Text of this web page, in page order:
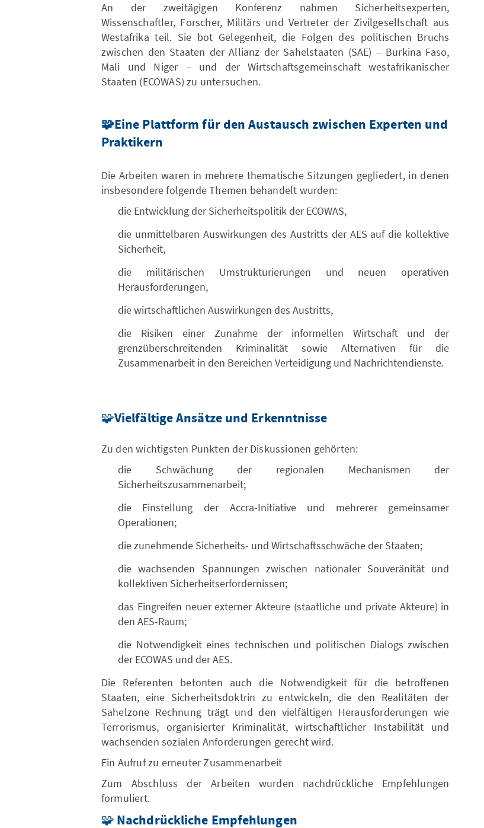
An der zweitägigen Konferenz nahmen Sicherheitsexperten,
Wissenschaftler, Forscher, Militärs und Vertreter der Zivilgesellschaft aus
Westafrika teil. Sie bot Gelegenheit, die Folgen des politischen Bruchs
zwischen den Staaten der Allianz der Sahelstaaten (SAE) – Burkina Faso,
Mali und Niger – und der Wirtschaftsgemeinschaft westafrikanischer
Staaten (ECOWAS) zu untersuchen.
🧩Eine Plattform für den Austausch zwischen Experten und
Praktikern
Die Arbeiten waren in mehrere thematische Sitzungen gegliedert, in denen
insbesondere folgende Themen behandelt wurden:
die Entwicklung der Sicherheitspolitik der ECOWAS,
die unmittelbaren Auswirkungen des Austritts der AES auf die kollektive
Sicherheit,
die militärischen Umstrukturierungen und neuen operativen
Herausforderungen,
die wirtschaftlichen Auswirkungen des Austritts,
die Risiken einer Zunahme der informellen Wirtschaft und der
grenzüberschreitenden Kriminalität sowie Alternativen für die
Zusammenarbeit in den Bereichen Verteidigung und Nachrichtendienste.
🧩Vielfältige Ansätze und Erkenntnisse
Zu den wichtigsten Punkten der Diskussionen gehörten:
die Schwächung der regionalen Mechanismen der
Sicherheitszusammenarbeit;
die Einstellung der Accra-Initiative und mehrerer gemeinsamer
Operationen;
die zunehmende Sicherheits- und Wirtschaftsschwäche der Staaten;
die wachsenden Spannungen zwischen nationaler Souveränität und
kollektiven Sicherheitserfordernissen;
das Eingreifen neuer externer Akteure (staatliche und private Akteure) in
den AES-Raum;
die Notwendigkeit eines technischen und politischen Dialogs zwischen
der ECOWAS und der AES.
Die Referenten betonten auch die Notwendigkeit für die betroffenen
Staaten, eine Sicherheitsdoktrin zu entwickeln, die den Realitäten der
Sahelzone Rechnung trägt und den vielfältigen Herausforderungen wie
Terrorismus, organisierter Kriminalität, wirtschaftlicher Instabilität und
wachsenden sozialen Anforderungen gerecht wird.
Ein Aufruf zu erneuter Zusammenarbeit
Zum Abschluss der Arbeiten wurden nachdrückliche Empfehlungen
formuliert.
🧩 Nachdrückliche Empfehlungen